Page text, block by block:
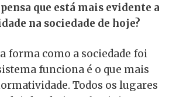
que está mais evidente a
na sociedade de hoje?
forma como a sociedade foi
funciona é o que mais
Todos os lugares